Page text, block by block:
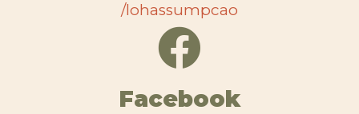
/lohassumpcao
Facebook